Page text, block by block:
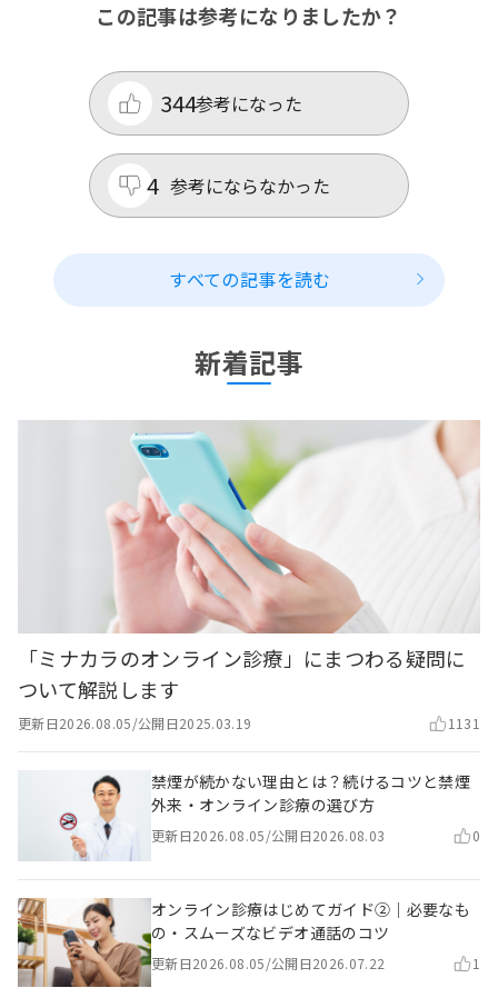
この記事は参考になりましたか？
参考になった
344
参考にならなかった
4
すべての記事を読む
新着記事
「ミナカラのオンライン診療」にまつわる疑問に
ついて解説します
更新日2026.08.05/公開日2025.03.19 1131
禁煙が続かない理由とは？続けるコツと禁煙
外来・オンライン診療の選び方
更新日2026.08.05/公開日2026.08.03 0
オンライン診療はじめてガイド②｜必要なも
の・スムーズなビデオ通話のコツ
更新日2026.08.05/公開日2026.07.22 1